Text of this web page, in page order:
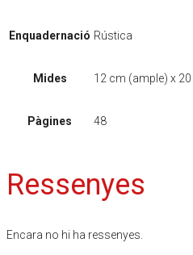
Enquadernació Rústica
Mides 12 cm (ample) x
Pàgines 48
Ressenyes
Encara no hi ha ressenyes.